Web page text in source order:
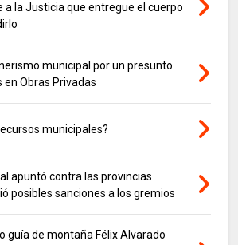
a la Justicia que entregue el cuerpo
municipal por un presunto
Obras Privadas
municipales?
apuntó contra las provincias
posibles sanciones a los gremios
guía de montaña Félix Alvarado